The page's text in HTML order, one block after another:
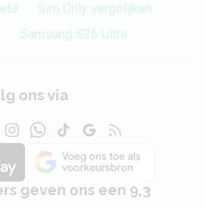
Sim Only vergelijken
Samsung S26 Ultra
ons via
geven ons een 9,3